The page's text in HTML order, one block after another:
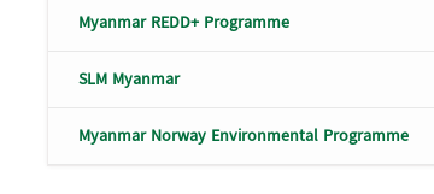
Myanmar REDD+ Programme
SLM Myanmar
Myanmar Norway Environmental Programme